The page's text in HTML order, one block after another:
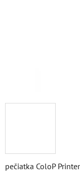
pečiatka ColoP